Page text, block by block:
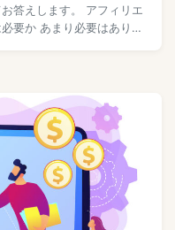
答えします。 アフィリエ
要か あまり必要はありま